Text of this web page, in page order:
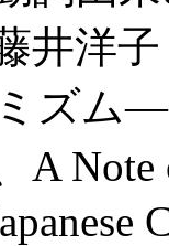
井洋
ズム
A Note